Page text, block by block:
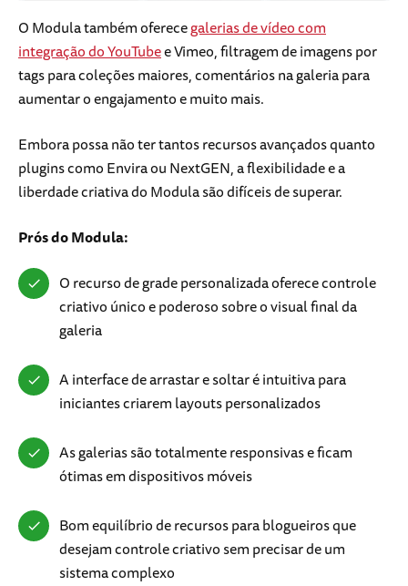
O Modula também oferecegalerias de vídeo com
integração do YouTubee Vimeo, filtragem de imagens por
tags para coleções maiores, comentários na galeria para
aumentar o engajamento e muito mais.
Embora possa não ter tantos recursos avançados quanto
plugins como Envira ou NextGEN, a flexibilidade e a
liberdade criativa do Modula são difíceis de superar.
Prós do Modula:
O recurso de grade personalizada oferece controle
criativo único e poderoso sobre o visual final da
galeria
A interface de arrastar e soltar é intuitiva para
iniciantes criarem layouts personalizados
As galerias são totalmente responsivas e ficam
ótimas em dispositivos móveis
Bom equilíbrio de recursos para blogueiros que
desejam controle criativo sem precisar de um
sistema complexo